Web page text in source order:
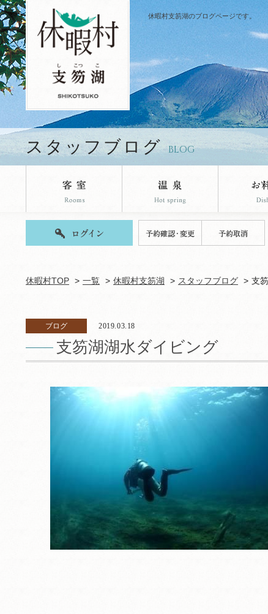
休暇村支笏湖のブログページです。
スタッフブログ BLOG
休暇村TOP 一覧 休暇村支笏湖 スタッフブログ 支
ブログ 2019.03.18
支笏湖湖水ダイビング